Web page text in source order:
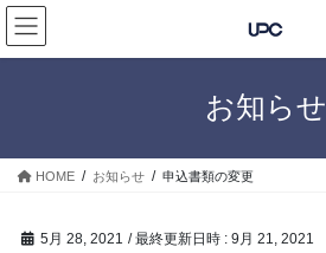
コ
ン
テ
ス
ナ
ビ
ゲ
ン
お知らせ
HOME お知らせ 申込書類の変更
5月 28, 2021 / 最終更新日時 : 9月 21, 2021